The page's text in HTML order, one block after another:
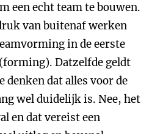
een echt team te bouwen.
van buitenaf werken
in de eerste
Datzelfde geldt
denken dat alles voor de
wel duidelijk is. Nee, het
en dat vereist een